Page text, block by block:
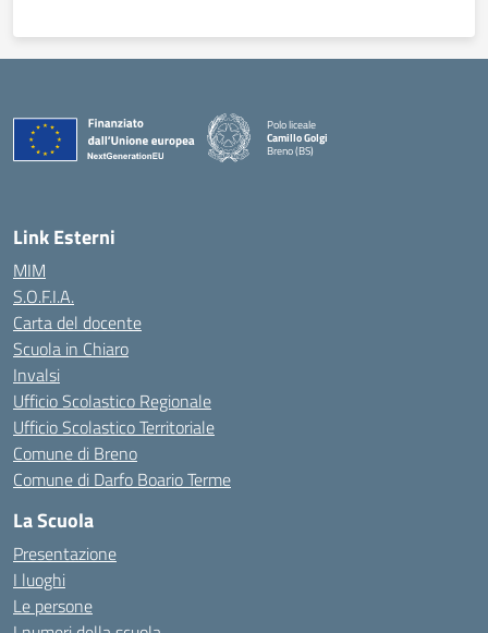
Polo liceale
Camillo Golgi
Breno (BS)
Link Esterni
MIM
S.O.F.I.A.
Carta del docente
Scuola in Chiaro
Invalsi
Ufficio Scolastico Regionale
Ufficio Scolastico Territoriale
Comune di Breno
Comune di Darfo Boario Terme
La Scuola
Presentazione
I luoghi
Le persone